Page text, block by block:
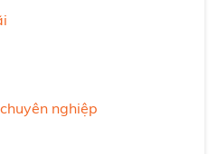
nghiệp